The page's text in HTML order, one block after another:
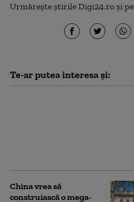
Urmărește știrile Digi24.ro și pe
Te-ar putea interesa și:
China vrea să
construiască o mega-